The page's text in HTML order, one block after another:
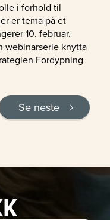
i forhold til
er tema på et
10. februar.
webinarserie knytta
Fordypning
Se neste